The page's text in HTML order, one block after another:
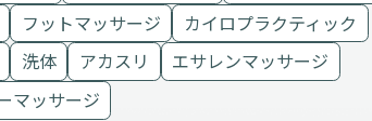
フットマッサージ
カイロプラクティック
洗体 アカスリ
エサレンマッサージ
マッサージ